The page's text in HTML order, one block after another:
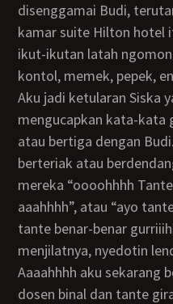
disenggamai Budi,
kamar suite Hilton hotel
ikut-ikutan latah
kontol, memek, pepek,
Aku jadi ketularan Siska yang dengan santainya
mengucapkan kata-kata
atau bertiga dengan
berteriak atau
mereka “oooohhhh
aaahhhh”, atau “ayo
tante benar-benar
menjilatnya, nyedotin
Aaaahhhh aku sekarang benar-benar sudah jadi ibu
dosen binal dan tante